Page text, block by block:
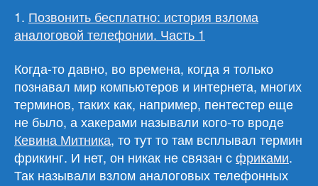
1. Позвонить бесплатно: история взлома
аналоговой телефонии. Часть 1
Когда-то давно, во времена, когда я только
познавал мир компьютеров и интернета, многих
терминов, таких как, например, пентестер еще
не было, а хакерами называли кого-то вроде
Кевина Митника, то тут то там всплывал термин
фрикинг. И нет, он никак не связан сфриками.
Так называли взлом аналоговых телефонных